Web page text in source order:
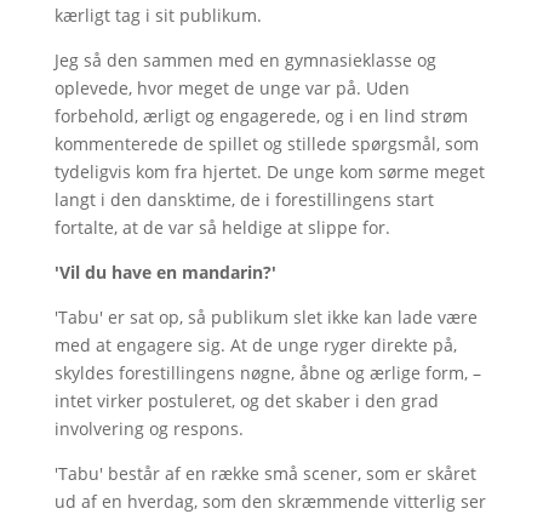
kærligt tag i sit publikum.
Jeg så den sammen med en gymnasieklasse og
oplevede, hvor meget de unge var på. Uden
forbehold, ærligt og engagerede, og i en lind strøm
kommenterede de spillet og stillede spørgsmål, som
tydeligvis kom fra hjertet. De unge kom sørme meget
langt i den dansktime, de i forestillingens start
fortalte, at de var så heldige at slippe for.
'Vil du have en mandarin?'
'Tabu' er sat op, så publikum slet ikke kan lade være
med at engagere sig. At de unge ryger direkte på,
skyldes forestillingens nøgne, åbne og ærlige form, –
intet virker postuleret, og det skaber i den grad
involvering og respons.
'Tabu' består af en række små scener, som er skåret
ud af en hverdag, som den skræmmende vitterlig ser